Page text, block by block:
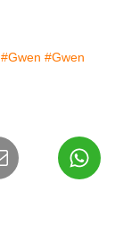
#Gwen #Gwen